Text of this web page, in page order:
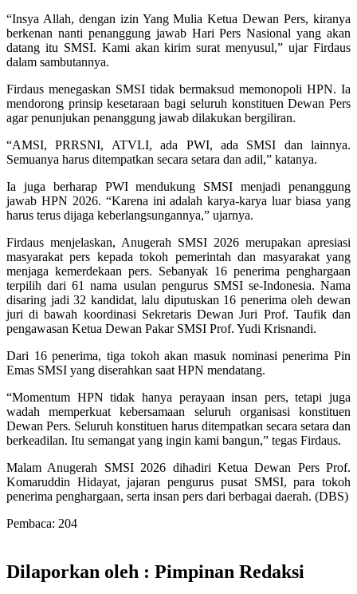
“Insya Allah, dengan izin Yang Mulia Ketua Dewan Pers, kiranya
berkenan nanti penanggung jawab Hari Pers Nasional yang akan
datang itu SMSI. Kami akan kirim surat menyusul,” ujar Firdaus
dalam sambutannya.
Firdaus menegaskan SMSI tidak bermaksud memonopoli HPN. Ia
mendorong prinsip kesetaraan bagi seluruh konstituen Dewan Pers
agar penunjukan penanggung jawab dilakukan bergiliran.
“AMSI, PRRSNI, ATVLI, ada PWI, ada SMSI dan lainnya.
Semuanya harus ditempatkan secara setara dan adil,” katanya.
Ia juga berharap PWI mendukung SMSI menjadi penanggung
jawab HPN 2026. “Karena ini adalah karya-karya luar biasa yang
harus terus dijaga keberlangsungannya,” ujarnya.
Firdaus menjelaskan, Anugerah SMSI 2026 merupakan apresiasi
masyarakat pers kepada tokoh pemerintah dan masyarakat yang
menjaga kemerdekaan pers. Sebanyak 16 penerima penghargaan
terpilih dari 61 nama usulan pengurus SMSI se-Indonesia. Nama
disaring jadi 32 kandidat, lalu diputuskan 16 penerima oleh dewan
juri di bawah koordinasi Sekretaris Dewan Juri Prof. Taufik dan
pengawasan Ketua Dewan Pakar SMSI Prof. Yudi Krisnandi.
Dari 16 penerima, tiga tokoh akan masuk nominasi penerima Pin
Emas SMSI yang diserahkan saat HPN mendatang.
“Momentum HPN tidak hanya perayaan insan pers, tetapi juga
wadah memperkuat kebersamaan seluruh organisasi konstituen
Dewan Pers. Seluruh konstituen harus ditempatkan secara setara dan
berkeadilan. Itu semangat yang ingin kami bangun,” tegas Firdaus.
Malam Anugerah SMSI 2026 dihadiri Ketua Dewan Pers Prof.
Komaruddin Hidayat, jajaran pengurus pusat SMSI, para tokoh
penerima penghargaan, serta insan pers dari berbagai daerah. (DBS)
Pembaca: 204
Dilaporkan oleh : Pimpinan Redaksi